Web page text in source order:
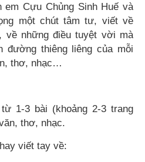
Cựu Chủng Sinh Huế và
một chút tâm tư, viết về
về những điều tuyệt vời mà
đường thiêng liêng của mỗi
thơ, nhạc…
1-3 bài (khoảng 2-3 trang
thơ, nhạc.
viết tay về: